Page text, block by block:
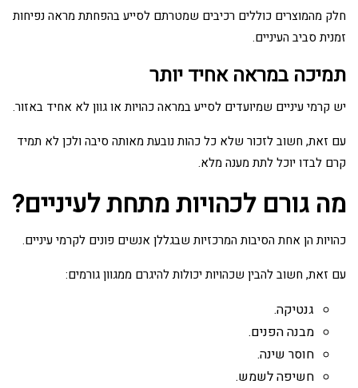
חלק מהמוצרים כוללים רכיבים שמטרתם לסייע בהפחתת מראה נפיחות
זמנית סביב העיניים.
תמיכה במראה אחיד יותר
יש קרמי עיניים שמיועדים לסייע במראה כהויות או גוון לא אחיד באזור.
עם זאת, חשוב לזכור שלא כל כהות נובעת מאותה סיבה ולכן לא תמיד
קרם לבדו יוכל לתת מענה מלא.
מה גורם לכהויות מתחת לעיניים?
כהויות הן אחת הסיבות המרכזיות שבגללן אנשים פונים לקרמי עיניים.
עם זאת, חשוב להבין שכהויות יכולות להיגרם ממגוון גורמים:
גנטיקה.
מבנה הפנים.
חוסר שינה.
חשיפה לשמש.